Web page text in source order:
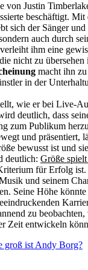
von Justin
beschäftigt. Mit
sich der Sänger
auch durch
ihm eine
nicht zu übersehen
macht ihn
in der
wie er bei Live-
deutlich, dass
zum Publikum
und präsentiert,
bewusst ist und
deutlich: Größe
für Erfolg ist.
und seinem
Seine Höhe
zu
Zeit entwickeln
groß ist Andy Borg?